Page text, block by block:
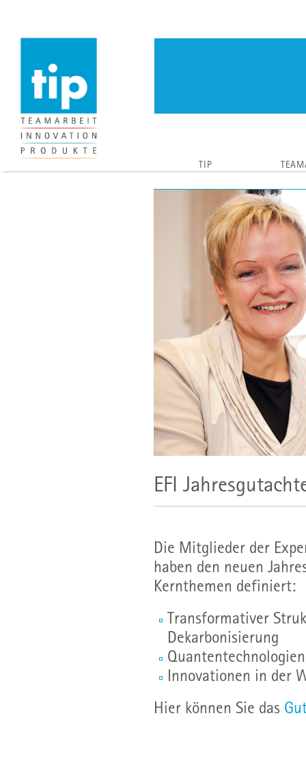
TIP
EFI
Die Mitglieder der
haben den neuen
Kernthemen definiert:
Transformativer
Dekarbonisierung
Quantentechnologien
Innovationen in der
Hier können Sie das